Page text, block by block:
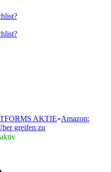
AKTIE»Amazon:
greifen zu